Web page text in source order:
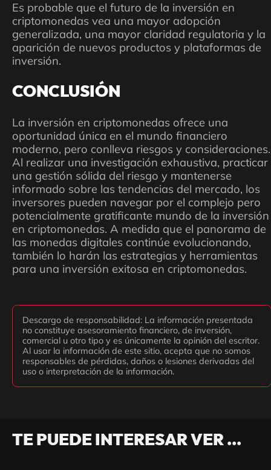
Es probable que el futuro de la inversión en
criptomonedas vea una mayor adopción
generalizada, una mayor claridad regulatoria y la
aparición de nuevos productos y plataformas de
inversión.
CONCLUSIÓN
La inversión en criptomonedas ofrece una
oportunidad única en el mundo financiero
moderno, pero conlleva riesgos y consideraciones.
Al realizar una investigación exhaustiva, practicar
una gestión sólida del riesgo y mantenerse
informado sobre las tendencias del mercado, los
inversores pueden navegar por el complejo pero
potencialmente gratificante mundo de la inversión
en criptomonedas. A medida que el panorama de
las monedas digitales continúe evolucionando,
también lo harán las estrategias y herramientas
para una inversión exitosa en criptomonedas.
Descargo de responsabilidad: La información presentada
no constituye asesoramiento financiero, de inversión,
comercial u otro tipo y es únicamente la opinión del escritor.
Al usar la información de este sitio, acepta que no somos
responsables de pérdidas, daños o lesiones derivadas del
uso o interpretación de la información.
TE PUEDE INTERESAR VER ...